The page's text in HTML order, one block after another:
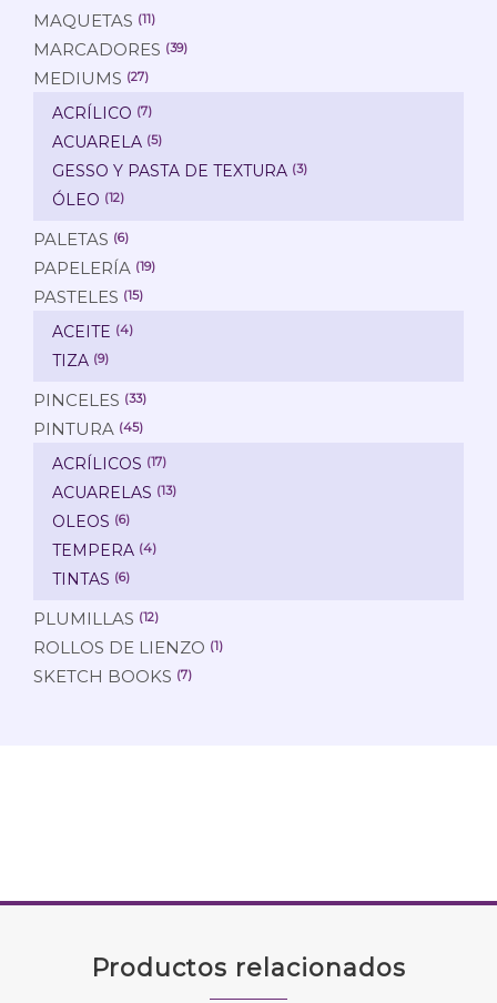
MAQUETAS (11)
MARCADORES (39)
MEDIUMS (27)
ACRÍLICO (7)
ACUARELA (5)
GESSO Y PASTA DE TEXTURA (3)
ÓLEO (12)
PALETAS (6)
PAPELERÍA (19)
PASTELES (15)
ACEITE (4)
TIZA (9)
PINCELES (33)
PINTURA (45)
ACRÍLICOS (17)
ACUARELAS (13)
OLEOS (6)
TEMPERA (4)
TINTAS (6)
PLUMILLAS (12)
ROLLOS DE LIENZO (1)
SKETCH BOOKS (7)
Productos relacionados